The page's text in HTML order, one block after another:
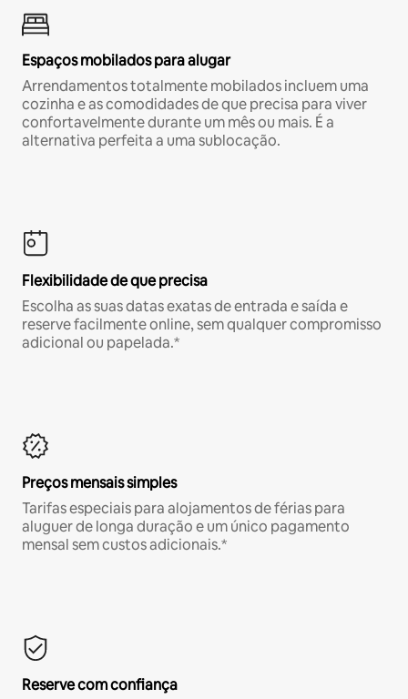
Espaços mobilados para alugar
Arrendamentos totalmente mobilados incluem uma
cozinha e as comodidades de que precisa para viver
confortavelmente durante um mês ou mais. É a
alternativa perfeita a uma sublocação.
Flexibilidade de que precisa
Escolha as suas datas exatas de entrada e saída e
reserve facilmente online, sem qualquer compromisso
adicional ou papelada.*
Preços mensais simples
Tarifas especiais para alojamentos de férias para
aluguer de longa duração e um único pagamento
mensal sem custos adicionais.*
Reserve com confiança